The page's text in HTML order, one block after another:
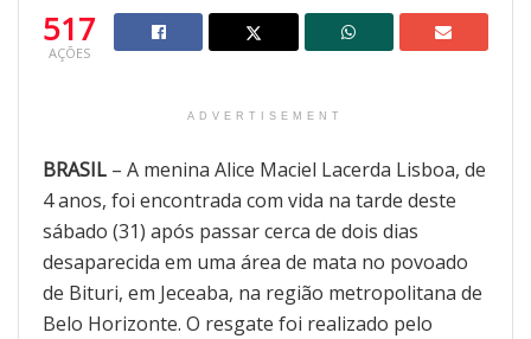
517
AÇÕES
ADVERTISEMENT
BRASIL – A menina Alice Maciel Lacerda Lisboa, de
4 anos, foi encontrada com vida na tarde deste
sábado (31) após passar cerca de dois dias
desaparecida em uma área de mata no povoado
de Bituri, em Jeceaba, na região metropolitana de
Belo Horizonte. O resgate foi realizado pelo